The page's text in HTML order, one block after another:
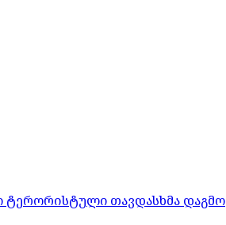
ტერორისტული თავდასხმა დაგმო